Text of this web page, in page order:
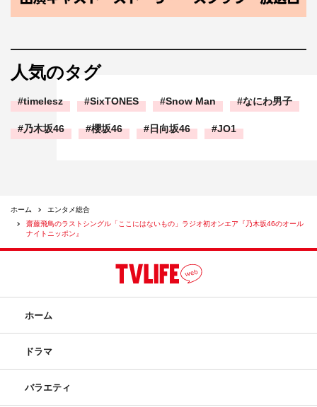
人気のタグ
timelesz SixTONES Snow Man なにわ男子
乃木坂46 櫻坂46 日向坂46 JO1
ホーム
エンタメ総合
齋藤飛鳥のラストシングル「ここにはないもの」ラジオ初オンエア『乃木坂46のオール
ナイトニッポン』
ホーム
ドラマ
バラエティ